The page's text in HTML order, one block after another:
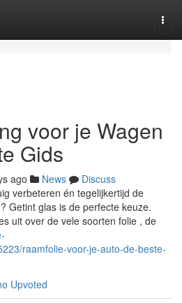
voor je Wagen
Gids
ago News
Discuss
verbeteren én tegelijkertijd de
Getint glas is de perfecte keuze.
uit over de vele soorten folie , de
raamfolie-voor-je-auto-de-beste-
Upvoted